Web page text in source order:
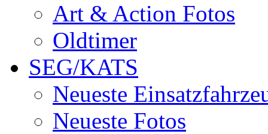
Art & Action Fotos
Oldtimer
SEG/KATS
Neueste
Neueste Fotos